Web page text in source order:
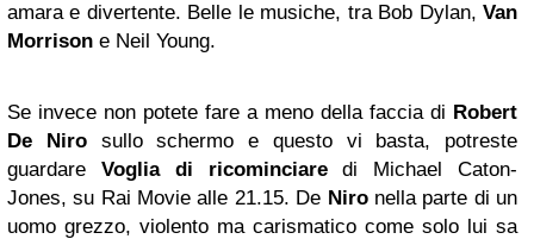
amara e divertente. Belle le musiche, tra Bob Dylan, Van
Morrison e Neil Young.
Se invece non potete fare a meno della faccia di Robert
De Nirosullo schermo e questo vi basta, potreste
guardare Voglia di ricominciaredi Michael Caton-
Jones, su Rai Movie alle 21.15. De Nironella parte di un
uomo grezzo, violento ma carismatico come solo lui sa